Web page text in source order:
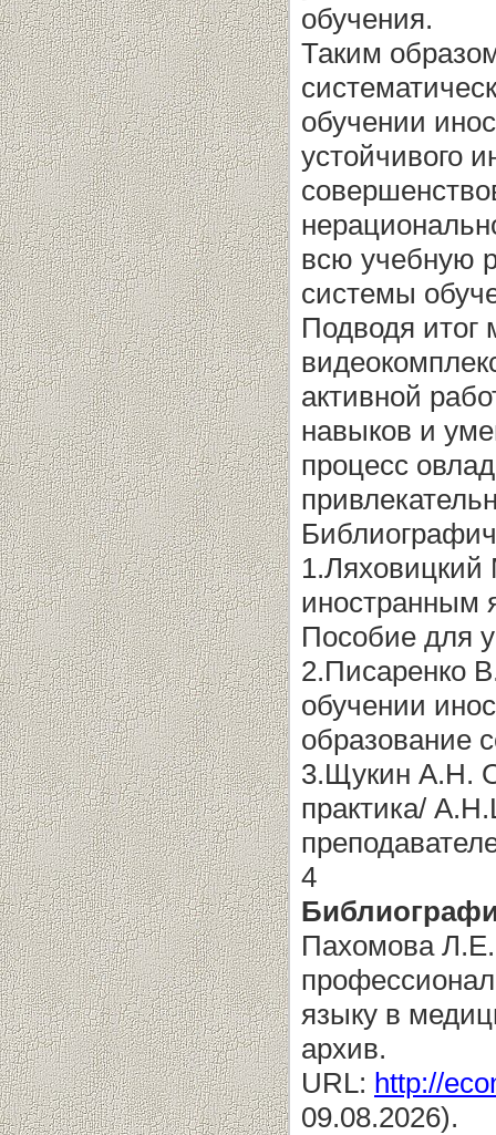
обучения.
Таким
обучении
устойчивого
всю учебную
системы
Подводя итог
активной
навыков и
процесс
1.Ляховицкий
Пособие для
2.Писаренко
обучении
образование
3.Щукин А.Н.
практика/
4
Пахомова
языку в
архив.
URL: http://
09.08.2026).